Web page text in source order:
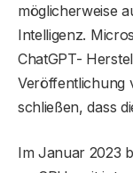
möglicherweise
Intelligenz.
ChatGPT-
Veröffentlichung
schließen, dass
Im Januar 2023